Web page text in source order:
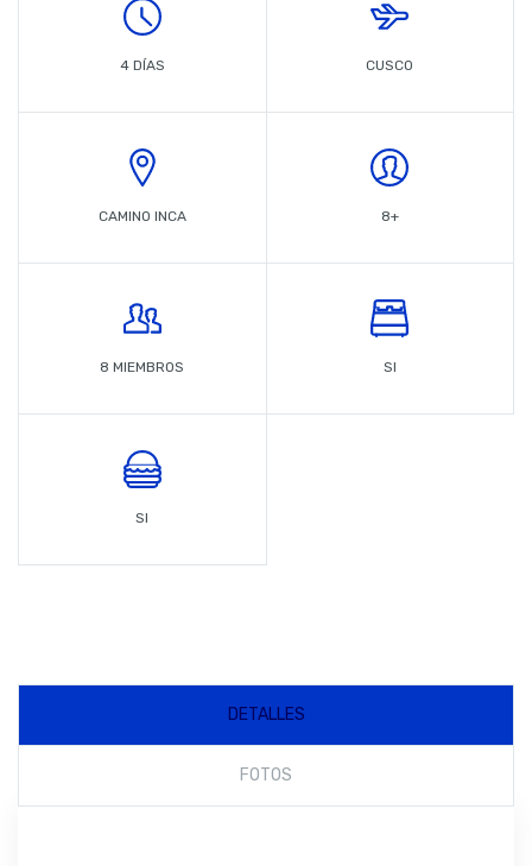
4 DÍAS CUSCO
CAMINO INCA 8+
8 MIEMBROS SI
SI
DETALLES
FOTOS